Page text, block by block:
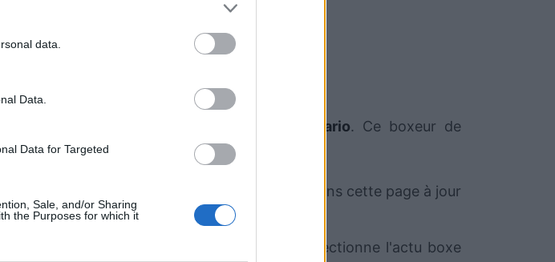
data.
Data.
Data for Targeted
Sale, and/or Sharing
the Purposes for which it
à la télévision en France de Jeison Rosario. Ce boxeur de
à la télévision pour le moment. Nous mettrons cette page à jour
notre partenaire RezoSport.com qui sélectionne l'actu boxe